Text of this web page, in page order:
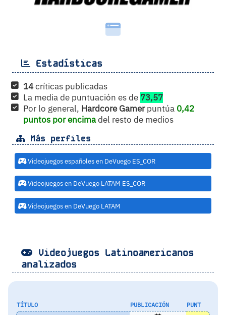
Estadísticas
14críticas publicadas
La media de puntuación es de 73,57
Por lo general, Hardcore Gamerpuntúa 0,42
puntos por encimadel resto de medios
Más perfiles
Videojuegos españoles en DeVuego ES_COR
Videojuegos en DeVuego LATAM ES_COR
Videojuegos en DeVuego LATAM
Videojuegos Latinoamericanos
analizados
TÍTULO PUBLICACIÓN PUNT